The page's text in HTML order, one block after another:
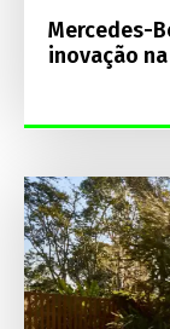
Mercedes-
inovação